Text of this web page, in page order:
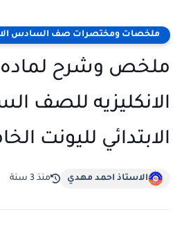
ملخصات ومختصرات صف السادس
ملخص وشرح لماده
الانكليزيه للصف
الابتدائي لليونت
الاستاذ احمد مهدي منذ 3 سنة